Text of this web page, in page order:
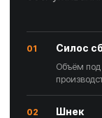
01 Силос
Объём
02 Шнек